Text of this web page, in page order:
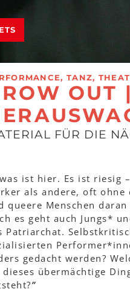
TANZ,
OUT |
FÜR DIE
ist hier. Es ist riesig
als andere, oft ohne
queere Menschen
es geht auch Jungs*
Patriarchat.
gedacht werden?
dieses übermächtige
”